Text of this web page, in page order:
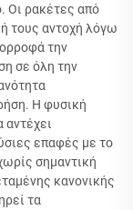
Οι ρακέτες από
τους αντοχή λόγω
την
σε όλη την
Η φυσική
αντέχει
επαφές με το
σημαντική
κανονικής
τα